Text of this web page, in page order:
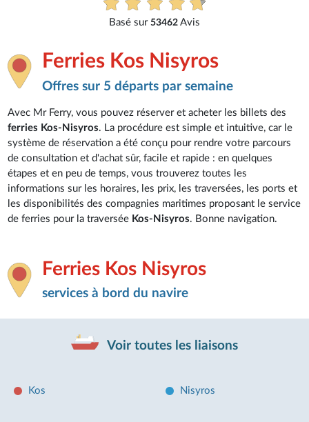
Basé sur 53462 Avis
Ferries Kos Nisyros
Offres sur 5 départs par semaine
Avec Mr Ferry, vous pouvez réserver et acheter les billets des
ferries Kos-Nisyros. La procédure est simple et intuitive, car le
système de réservation a été conçu pour rendre votre parcours
de consultation et d'achat sûr, facile et rapide : en quelques
étapes et en peu de temps, vous trouverez toutes les
informations sur les horaires, les prix, les traversées, les ports et
les disponibilités des compagnies maritimes proposant le service
de ferries pour la traversée Kos-Nisyros. Bonne navigation.
Ferries Kos Nisyros
services à bord du navire
Voir toutes les liaisons
Kos Nisyros